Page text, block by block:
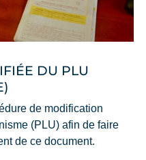
DU PLU
de modification
(PLU) afin de faire
de ce document.